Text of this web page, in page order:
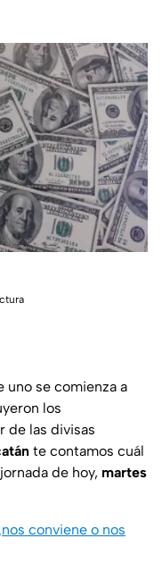
uno se comienza a
los
de las divisas
te contamos cuál
de hoy, martes
conviene o nos